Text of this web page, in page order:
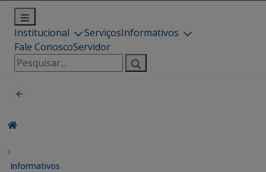
Institucional ServiçosInformativos
Fale ConoscoServidor
Pesquisar
por:
Informativos